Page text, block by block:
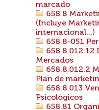
marcado
658.8
(Incluye
internacional...)
658.8-051
658.8.012.12
Mercados
658.8.012.2
Plan de
658.8.013
Psicológicos
658.81